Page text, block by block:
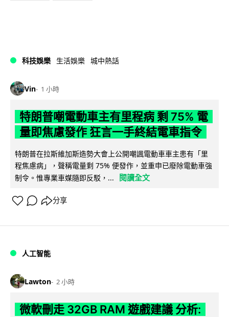
科技娛樂 生活娛樂 城中熱話
Vin 1 小時
特朗普嘲電動車主有里程病 剩 75% 電
量即焦慮發作 狂言一手終結電車指令
特朗普在拉斯維加斯造勢大會上公開嘲諷電動車車主患有「里
程焦慮病」，聲稱電量剩 75% 便發作，並重申已廢除電動車強
制令。惟專業車媒隨即反駁，...
閱讀全文
分享
人工智能
Lawton 2 小時
微軟刪走 32GB RAM 遊戲建議 分析: